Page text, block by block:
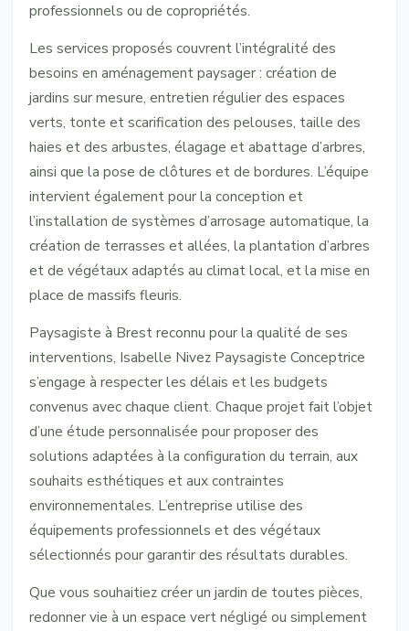
professionnels ou de copropriétés.
Les services proposés couvrent l’intégralité des
besoins en aménagement paysager : création de
jardins sur mesure, entretien régulier des espaces
verts, tonte et scarification des pelouses, taille des
haies et des arbustes, élagage et abattage d’arbres,
ainsi que la pose de clôtures et de bordures. L’équipe
intervient également pour la conception et
l’installation de systèmes d’arrosage automatique, la
création de terrasses et allées, la plantation d’arbres
et de végétaux adaptés au climat local, et la mise en
place de massifs fleuris.
Paysagiste à Brest reconnu pour la qualité de ses
interventions, Isabelle Nivez Paysagiste Conceptrice
s’engage à respecter les délais et les budgets
convenus avec chaque client. Chaque projet fait l’objet
d’une étude personnalisée pour proposer des
solutions adaptées à la configuration du terrain, aux
souhaits esthétiques et aux contraintes
environnementales. L’entreprise utilise des
équipements professionnels et des végétaux
sélectionnés pour garantir des résultats durables.
Que vous souhaitiez créer un jardin de toutes pièces,
redonner vie à un espace vert négligé ou simplement